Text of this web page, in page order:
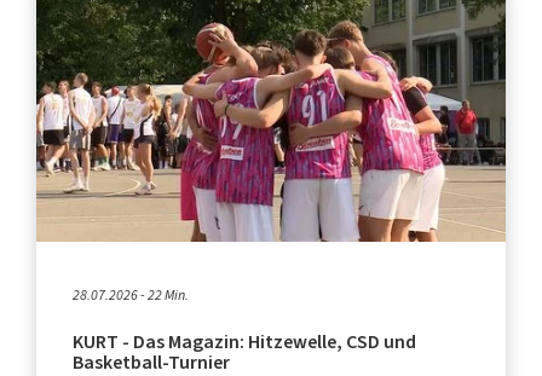
28.07.2026 - 22 Min.
KURT - Das Magazin: Hitzewelle, CSD und
Basketball-Turnier